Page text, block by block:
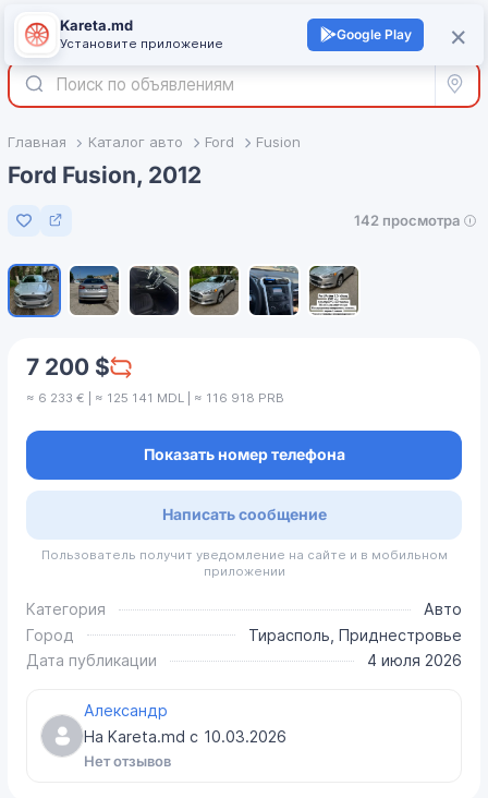
Войти +
Все
Главная Каталог авто Ford Fusion
Ford Fusion, 2012
Добавить в избранное
142 просмотра
7 200 $
≈ 6 233 € | ≈ 125 141 MDL | ≈ 116 918 PRB
Показать номер телефона
Написать сообщение
Пользователь получит уведомление на сайте и в мобильном
приложении
Категория
Авто
Город
Тирасполь, Приднестровье
Дата публикации
4 июля 2026
Александр
На Kareta.md с 10.03.2026
Нет отзывов
×
Kareta.md
Установите приложение
Google Play